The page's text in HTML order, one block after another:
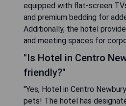
equipped with flat-screen
and premium bedding for
Additionally, the hotel
and meeting spaces for
"Is Hotel in Centro
friendly?"
"Yes, Hotel in Centro
pets! The hotel has